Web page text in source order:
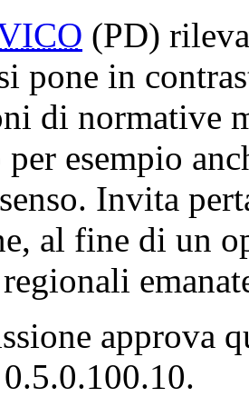
(PD)
pone in
di normative
per esempio
Invita
al fine di un
approva